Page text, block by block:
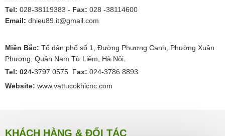
Tel: 028-38119383 - Fax: 028 -38114600
Email: dhieu89.it@gmail.com
Miền Bắc: Tổ dân phố số 1, Đường Phương Canh, Phường Xuân
Phương, Quận Nam Từ Liêm, Hà Nội.
Tel: 024-3797 0575 Fax: 024-3786 8893
Website: www.vattucokhicnc.com
KHÁCH HÀNG & ĐỐI TÁC